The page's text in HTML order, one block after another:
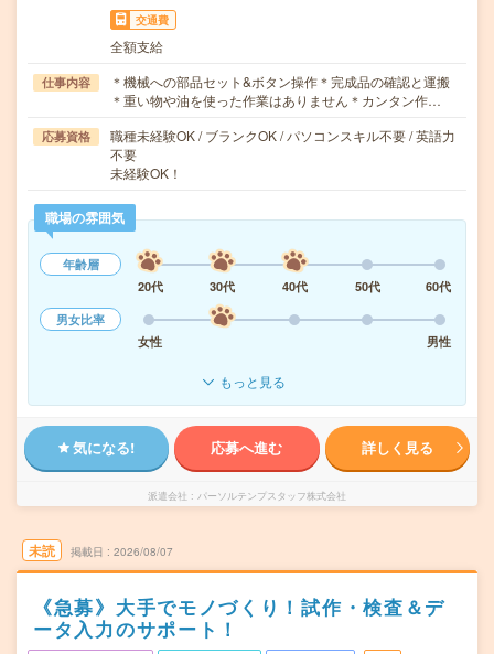
交通費
全額支給
仕事内容
＊機械への部品セット&ボタン操作＊完成品の確認と運搬
＊重い物や油を使った作業はありません＊カンタン作…
応募資格
職種未経験OK / ブランクOK / パソコンスキル不要 / 英語力
不要
未経験OK！
職場の雰囲気
年齢層
20代
30代 40代 50代
60代
男女比率
女性
男性
もっと見る
気になる! 応募へ進む 詳しく見る
派遣会社 パーソルテンプスタッフ株式会社
未読 掲載日 2026/08/07
《急募》大手でモノづくり！試作・検査＆デ
ータ入力のサポート！